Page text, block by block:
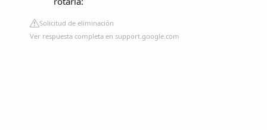
Solicitud de eliminación
Ver respuesta completa en support.google.com